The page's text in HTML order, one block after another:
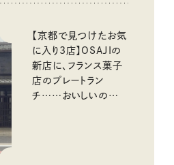
【京都で見つけたお気
に入り3店】OSAJIの
新店に、フランス菓子
店のプレートラン
チ……おいしいのんび